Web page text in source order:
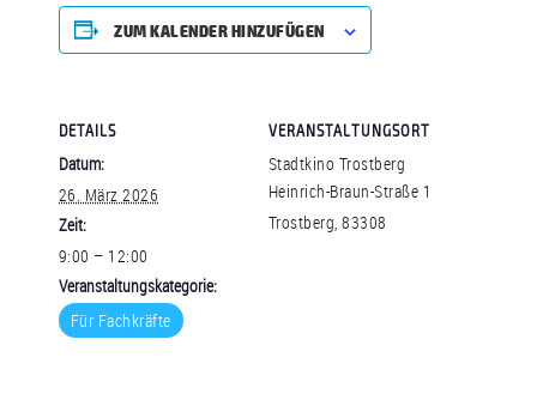
ZUM KALENDER HINZUFÜGEN
DETAILS
Datum:
26. März 2026
Zeit:
9:00 – 12:00
Veranstaltungskategorie:
Für Fachkräfte
VERANSTALTUNGSORT
Stadtkino Trostberg
Heinrich-Braun-Straße 1
Trostberg 83308